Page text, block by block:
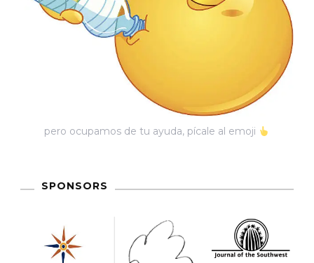
Hermosillo
pero ocupamos de tu ayuda, pícale al emoji
SPONSORS